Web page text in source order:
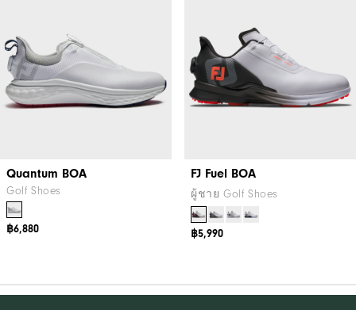
Quantum BOA
Golf Shoes
฿6,880
FJ Fuel BOA
ผู้ชาย Golf Shoes
฿5,990